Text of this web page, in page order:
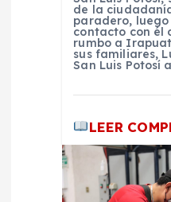
de la
paradero,
contacto con él
rumbo a
sus familiares,
San Luis Potosí
LEER